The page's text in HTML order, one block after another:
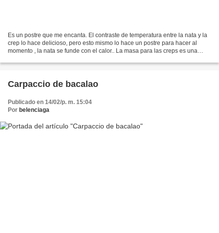
Es un postre que me encanta. El contraste de temperatura entre la nata y la
crep lo hace delicioso, pero esto mismo lo hace un postre para hacer al
momento , la nata se funde con el calor.. La masa para las creps es una
Carpaccio de bacalao
Publicado en 14/02/p. m. 15:04
Por belenciaga